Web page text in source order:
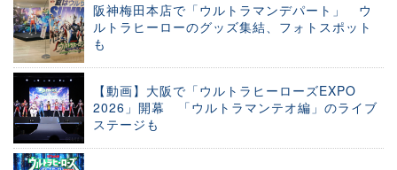
阪神梅田本店で「ウルトラマンデパート」 ウ
ルトラヒーローのグッズ集結、フォトスポット
も
【動画】大阪で「ウルトラヒーローズEXPO
2026」開幕 「ウルトラマンテオ編」のライブ
ステージも